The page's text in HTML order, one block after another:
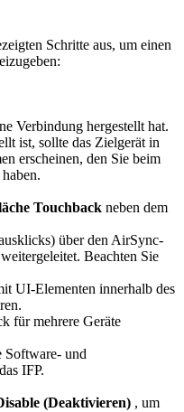
Schritte aus, um einen
Verbindung hergestellt hat.
ist, sollte das Zielgerät in
erscheinen, den Sie beim
Touchback neben dem
über den AirSync-
Beachten Sie
UI-Elementen innerhalb des
für mehrere Geräte
Software- und
IFP.
(Deaktivieren) , um